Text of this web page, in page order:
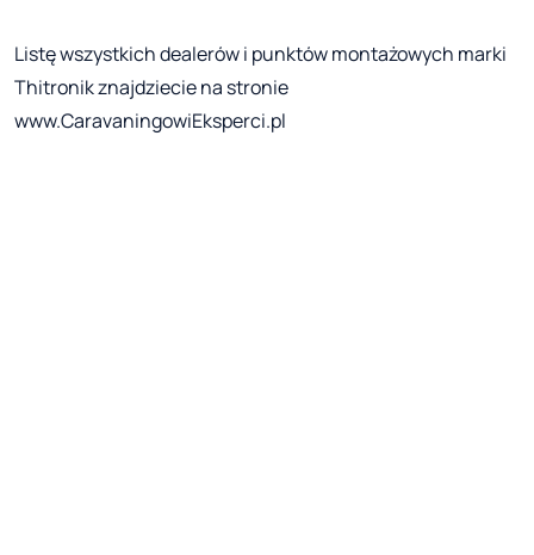
Listę wszystkich dealerów i punktów montażowych marki
Thitronik znajdziecie na stronie
www.CaravaningowiEksperci.pl